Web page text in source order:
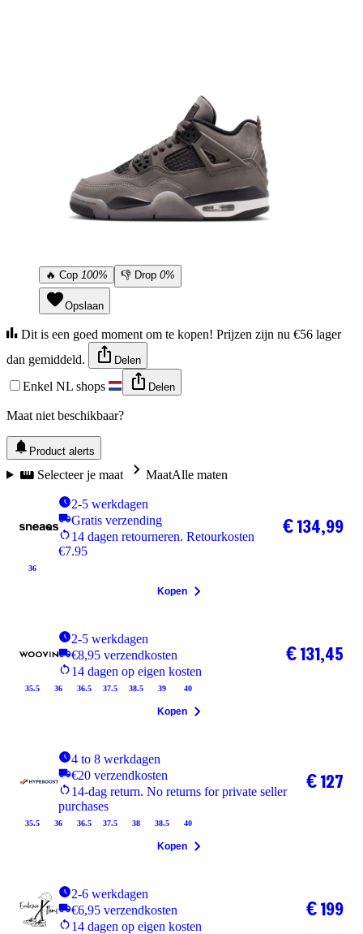
🔥 Cop 100% 👎 Drop 0%
Opslaan
Dit is een goed moment om te kopen! Prijzen zijn nu €56 lager
dan gemiddeld.
Delen
Enkel NL shops Delen
Maat niet beschikbaar?
Product alerts
Selecteer je maat MaatAlle maten
2-5 werkdagen
Gratis verzending
14 dagen retourneren. Retourkosten
€7.95
36
€ 134,99
Kopen
2-5 werkdagen
€8,95 verzendkosten
14 dagen op eigen kosten
35.5 36 36.5 37.5 38.5 39 40
€ 131,45
Kopen
4 to 8 werkdagen
€20 verzendkosten
14-dag return. No returns for private seller
purchases
35.5 36 36.5 37.5 38 38.5 40
€ 127
Kopen
2-6 werkdagen
€6,95 verzendkosten
14 dagen op eigen kosten
€ 199